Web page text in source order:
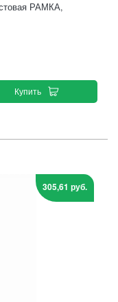
РАМКА,
Купить
305,61 руб.